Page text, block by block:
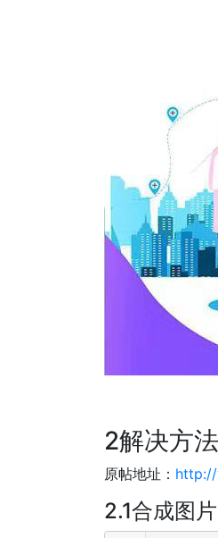
2解决方法
原帖地址：
2.1合成图片